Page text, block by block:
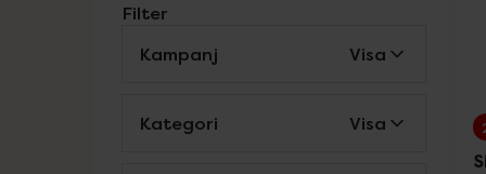
Filter
Kampanj
Visa
Kategori Visa